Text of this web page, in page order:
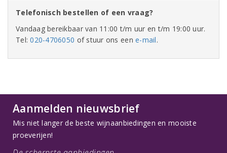
Telefonisch bestellen of een vraag?
Vandaag bereikbaar van 11:00 t/m uur en t/m 19:00 uur.
Tel:020-4706050 of stuur ons eene-mail.
Aanmelden nieuwsbrief
Mis niet langer de beste wijnaanbiedingen en mooiste
proeverijen!